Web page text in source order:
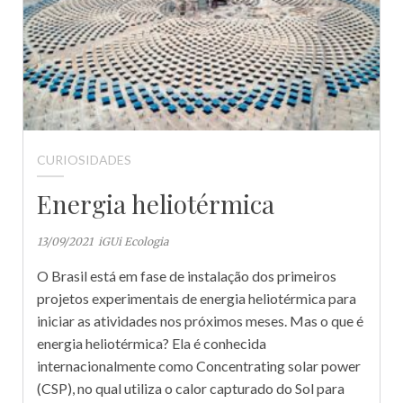
CURIOSIDADES
Energia heliotérmica
13/09/2021 iGUi Ecologia
O Brasil está em fase de instalação dos primeiros
projetos experimentais de energia heliotérmica para
iniciar as atividades nos próximos meses. Mas o que é
energia heliotérmica? Ela é conhecida
internacionalmente como Concentrating solar power
(CSP), no qual utiliza o calor capturado do Sol para